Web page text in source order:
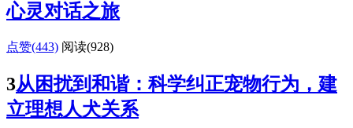
心灵对话之旅
点赞(443) 阅读(928)
3从困扰到和谐：科学纠正宠物行为，建
立理想人犬关系